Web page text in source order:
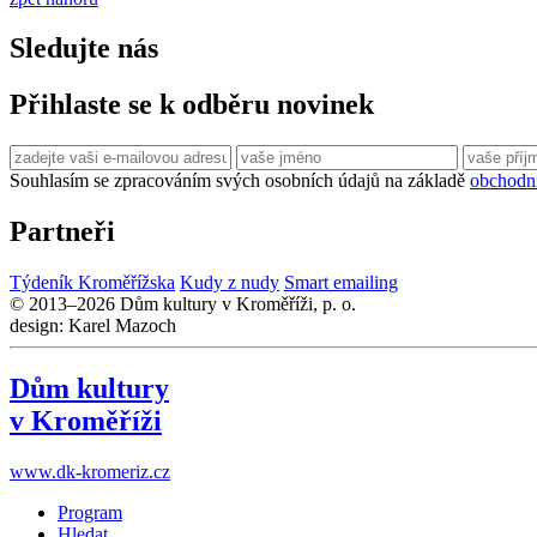
Sledujte nás
Přihlaste se k odběru novinek
Souhlasím se zpracováním svých osobních údajů na základě
Partneři
Týdeník Kroměřížska Kudy z nudy Smart emailing
© 2013–2026 Dům kultury v Kroměříži, p. o.
design: Karel Mazoch
Dům kultury
v Kroměříži
www.dk-kromeriz.cz
Program